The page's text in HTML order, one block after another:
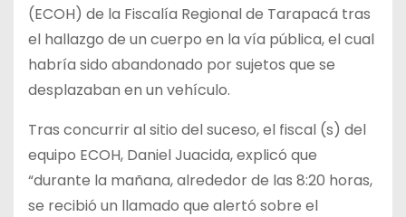
(ECOH) de la Fiscalía Regional de Tarapacá tras
el hallazgo de un cuerpo en la vía pública, el cual
habría sido abandonado por sujetos que se
desplazaban en un vehículo.
Tras concurrir al sitio del suceso, el fiscal (s) del
equipo ECOH, Daniel Juacida, explicó que
“durante la mañana, alrededor de las 8:20 horas,
se recibió un llamado que alertó sobre el